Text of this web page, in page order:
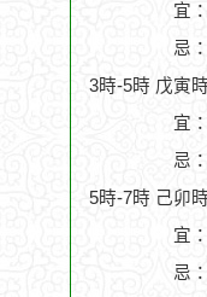
宜
忌：
3時-5時 戊寅
宜
忌
5時-7時 己卯
宜
忌